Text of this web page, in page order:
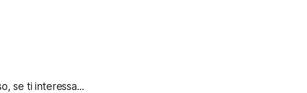
se ti interessa...